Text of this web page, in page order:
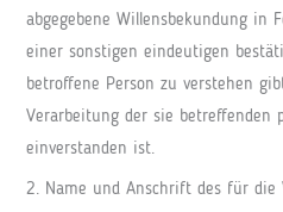
abgegebene Willensbekundung in
einer sonstigen eindeutigen
betroffene Person zu verstehen
Verarbeitung der sie betreffenden
einverstanden ist.
2. Name und Anschrift des für die